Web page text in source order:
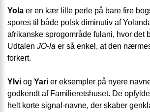
Yola er en kær lille perle på bare fire
spores til både polsk diminutiv af
afrikanske sprogområde fulani, hvor det
Udtalen JO-la er så enkel, at den
forkert.
Ylvi og Yari er eksempler på nyere
godkendt af Familieretshuset. De
helt korte signal-navne, der skaber